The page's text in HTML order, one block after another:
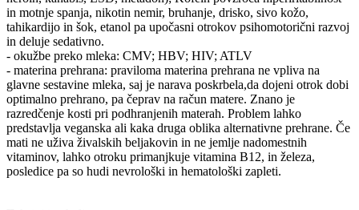
in motnje spanja, nikotin nemir, bruhanje, drisko, sivo kožo,
tahikardijo in šok, etanol pa upočasni otrokov psihomotorični razvoj
in deluje sedativno.
- okužbe preko mleka: CMV; HBV; HIV; ATLV
- materina prehrana: praviloma materina prehrana ne vpliva na
glavne sestavine mleka, saj je narava poskrbela,da dojeni otrok dobi
optimalno prehrano, pa čeprav na račun matere. Znano je
razredčenje kosti pri podhranjenih materah. Problem lahko
predstavlja veganska ali kaka druga oblika alternativne prehrane. Če
mati ne uživa živalskih beljakovin in ne jemlje nadomestnih
vitaminov, lahko otroku primanjkuje vitamina B12, in železa,
posledice pa so hudi nevrološki in hematološki zapleti.